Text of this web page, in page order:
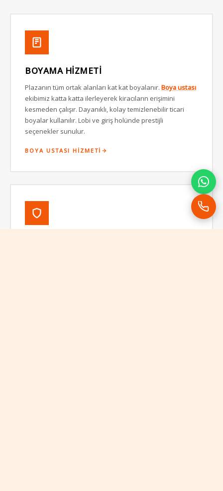
BOYAMA HIZMETI
Plazanın tüm ortak alanları kat kat boyalanır. Boya ustası
ekibimiz katta katta ilerleyerek kiracıların erişimini
kesmeden çalışır. Dayanıklı, kolay temizlenebilir ticari
boyalar kullanılır. Lobi ve giriş holünde prestijli
seçenekler sunulur.
BOYA USTASI HIZMETI